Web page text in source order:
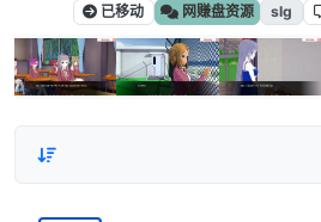
已移动 网赚盘资源 slg